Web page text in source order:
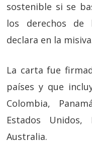
sostenible si se
los derechos de
declara en la
La carta fue
países y que
Colombia,
Estados Unidos,
Australia.